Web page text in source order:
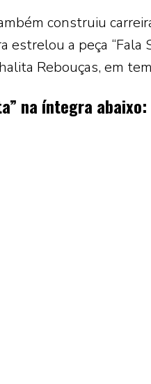
construiu
estrelou a peça “Fala
Rebouças, em
na íntegra abaixo: